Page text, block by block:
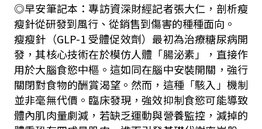
◎早安筆記本：專訪資深財經記者張大仁，剖析瘦
瘦針從研發到風行、從銷售到傷害的種種面向。
瘦瘦針（GLP-1 受體促效劑）最初為治療糖尿病開
發，其核心技術在於模仿人體「腸泌素」，直接作
用於大腦食慾中樞。這如同在腦中安裝開關，強行
關閉對食物的酬賞渴望。然而，這種「駭入」機制
並非毫無代價。臨床發現，強效抑制食慾可能導致
體內肌肉量劇減，若缺乏運動與營養監控，減掉的